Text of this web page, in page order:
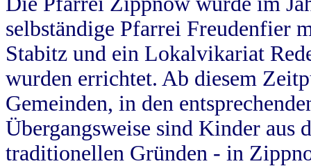
selbständige Pfarrei Freudenfier
Stabitz und ein Lokalvikariat
wurden errichtet. Ab diesem
Gemeinden, in den
Übergangsweise sind Kinder aus
traditionellen Gründen - in